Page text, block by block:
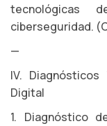
ciberseguridad.
—
IV.
Digital
1. Diagnóstico